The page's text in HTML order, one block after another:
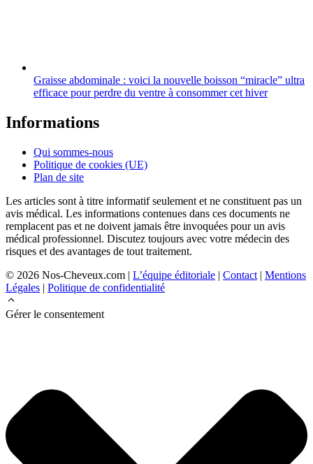
Graisse abdominale : voici la nouvelle boisson “miracle” ultra
efficace pour perdre du ventre à consommer cet hiver
Informations
Qui sommes-nous
Politique de cookies (UE)
Plan de site
Les articles sont à titre informatif seulement et ne constituent pas un
avis médical. Les informations contenues dans ces documents ne
remplacent pas et ne doivent jamais être invoquées pour un avis
médical professionnel. Discutez toujours avec votre médecin des
risques et des avantages de tout traitement.
© 2026 Nos-Cheveux.com | L’équipe éditoriale | Contact | Mentions
Légales | Politique de confidentialité
Gérer le consentement